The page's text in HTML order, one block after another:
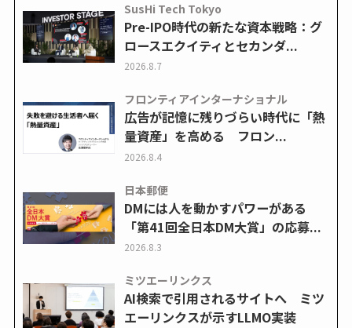
SusHi Tech Tokyo
Pre-IPO時代の新たな資本戦略：グ
ロースエクイティとセカンダ...
2026.8.7
フロンティアインターナショナル
広告が記憶に残りづらい時代に「熱
量資産」を高める フロン...
2026.8.4
日本郵便
DMには人を動かすパワーがある
「第41回全日本DM大賞」の応募...
2026.8.3
ミツエーリンクス
AI検索で引用されるサイトへ ミツ
エーリンクスが示すLLMO実装